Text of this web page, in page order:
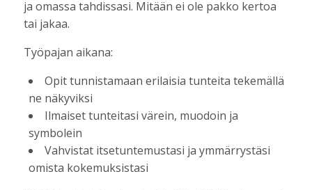
ja omassa tahdissasi. Mitään ei ole pakko kertoa
tai jakaa.
Työpajan aikana:
Opit tunnistamaan erilaisia tunteita tekemällä
ne näkyviksi
Ilmaiset tunteitasi värein, muodoin ja
symbolein
Vahvistat itsetuntemustasi ja ymmärrystäsi
omista kokemuksistasi